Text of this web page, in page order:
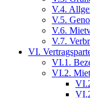
V.4.
V.5.
V.6.
V.7.
VI.
VI.1.
VI.2.